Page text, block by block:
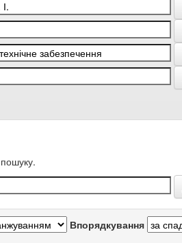
Впорядкування